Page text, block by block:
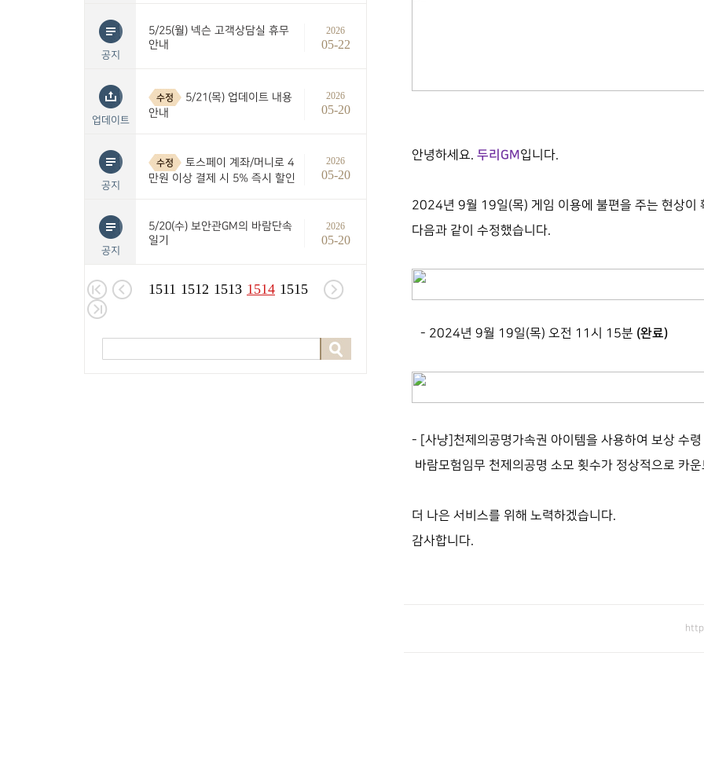
공지
5/25(월) 넥슨 고객상담실 휴무
안내
2026
05-22
업데이트
수정
5/21(목) 업데이트 내용
안내
2026
05-20
공지
수정
토스페이 계좌/머니로 4
만원 이상 결제 시 5% 즉시 할인
2026
05-20
공지
5/20(수) 보안관GM의 바람단속
일기
2026
05-20
1511 1512 1513 1514 1515
안녕하세요. 두리 GM입니다.
2024년 9월 19일(목) 게임 이용에 불편을 주는 현상이
다음과 같이 수정했습니다.
- 2024년 9월 19일(목) 오전 11 시 15분 (완료)
-
[사냥]천제의공명가속권 아이템을 사용하여 보상 수령
바람모험임무 천제의공명 소모 횟수가 정상적으로 카
더 나은 서비스를 위해 노력하겠습니다.
감사합니다.